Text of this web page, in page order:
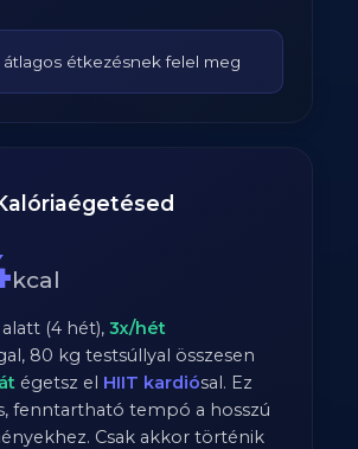
átlagos étkezésnek felel meg
kcal
(4 hét),3x/hét
80 kg testsúllyal összesen
égetsz el HIIT kardiósal. Ez
fenntartható tempó a hosszú
Csak akkor történik